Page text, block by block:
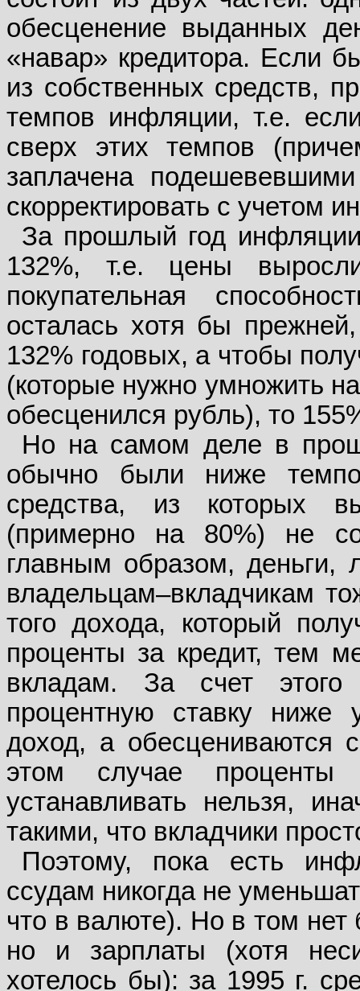
обесценение выданных
«навар» кредитора. Если
из собственных средств,
темпов инфляции, т.е.
сверх этих темпов
заплачена
скорректировать с учетом
За прошлый год
132%, т.е. цены
покупательная
осталась хотя бы
132% годовых, а чтобы
(которые нужно умножить на
обесценился рубль), то
Но на самом деле в
обычно были ниже
средства, из которых
(примерно на 80%) не
главным образом,
владельцам–вкладчикам
того дохода, который
проценты за кредит, тем
вкладам. За счет этого
процентную ставку ниже
доход, а обесцениваются
этом случае
устанавливать нельзя,
такими, что вкладчики
Поэтому, пока есть
ссудам никогда не
что в валюте). Но в том нет
но и зарплаты (хотя
хотелось бы): за 1995 г.